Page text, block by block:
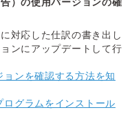
対応した仕訳の書き出し
ンにアップデートして行
ンを確認する方法を知
グラムをインストール